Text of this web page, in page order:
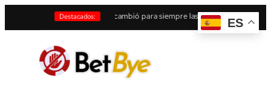
al
contenido
Destacados:
móvil cambió para siempre las apuestas online•La inteligencia artificial
ES